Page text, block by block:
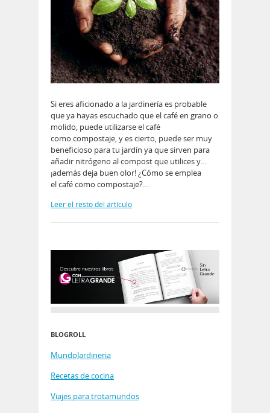
Si eres aficionado a la jardinería es probable
que ya hayas escuchado que el café en grano o
molido, puede utilizarse el café
como compostaje, y es cierto, puede ser muy
beneficioso para tu jardín ya que sirven para
añadir nitrógeno al compost que utilices y…
¡además deja buen olor! ¿Cómo se emplea
el café como compostaje?…
Leer el resto del artículo
BLOGROLL
MundoJardineria
Recetas de cocina
Viajes para trotamundos